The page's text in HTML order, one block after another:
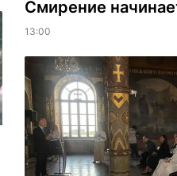
Смирение
13:00